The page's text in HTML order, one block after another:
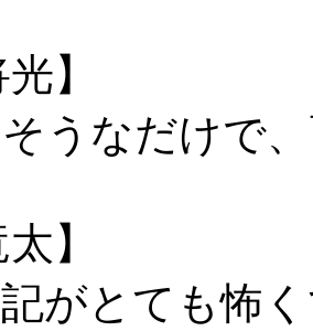
】
うなだけで
】
がとても怖